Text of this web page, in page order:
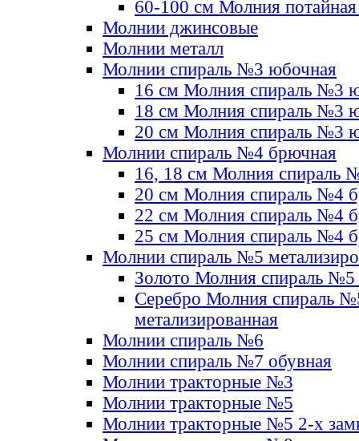
60-100 см Молния
Молнии джинсовые
Молнии металл
Молнии спираль №3 юбочная
16 см Молния спираль №3
18 см Молния спираль №3
20 см Молния спираль №3
Молнии спираль №4 брючная
16, 18 см Молния спираль
20 см Молния спираль №4
22 см Молния спираль №4
25 см Молния спираль №4
Молнии спираль №5
Золото Молния спираль №5
Серебро Молния спираль
метализированная
Молнии спираль №6
Молнии спираль №7 обувная
Молнии тракторные №3
Молнии тракторные №5
Молнии тракторные №5 2-х